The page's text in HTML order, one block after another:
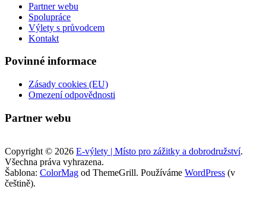
Partner webu
Spolupráce
Výlety s průvodcem
Kontakt
Povinné informace
Zásady cookies (EU)
Omezení odpovědnosti
Partner webu
Copyright © 2026 E-výlety | Místo pro zážitky a dobrodružství.
Všechna práva vyhrazena.
Šablona: ColorMag od ThemeGrill. Používáme WordPress (v
češtině).